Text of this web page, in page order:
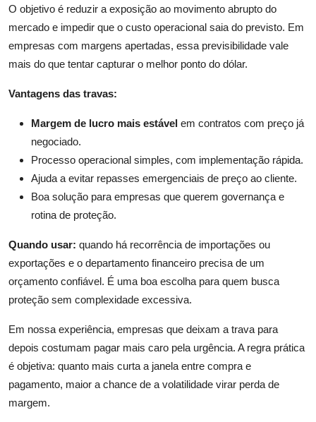
O objetivo é reduzir a exposição ao movimento abrupto do
mercado e impedir que o custo operacional saia do previsto. Em
empresas com margens apertadas, essa previsibilidade vale
mais do que tentar capturar o melhor ponto do dólar.
Vantagens das travas:
Margem de lucro mais estável em contratos com preço já
negociado.
Processo operacional simples, com implementação rápida.
Ajuda a evitar repasses emergenciais de preço ao cliente.
Boa solução para empresas que querem governança e
rotina de proteção.
Quando usar: quando há recorrência de importações ou
exportações e o departamento financeiro precisa de um
orçamento confiável. É uma boa escolha para quem busca
proteção sem complexidade excessiva.
Em nossa experiência, empresas que deixam a trava para
depois costumam pagar mais caro pela urgência. A regra prática
é objetiva: quanto mais curta a janela entre compra e
pagamento, maior a chance de a volatilidade virar perda de
margem.